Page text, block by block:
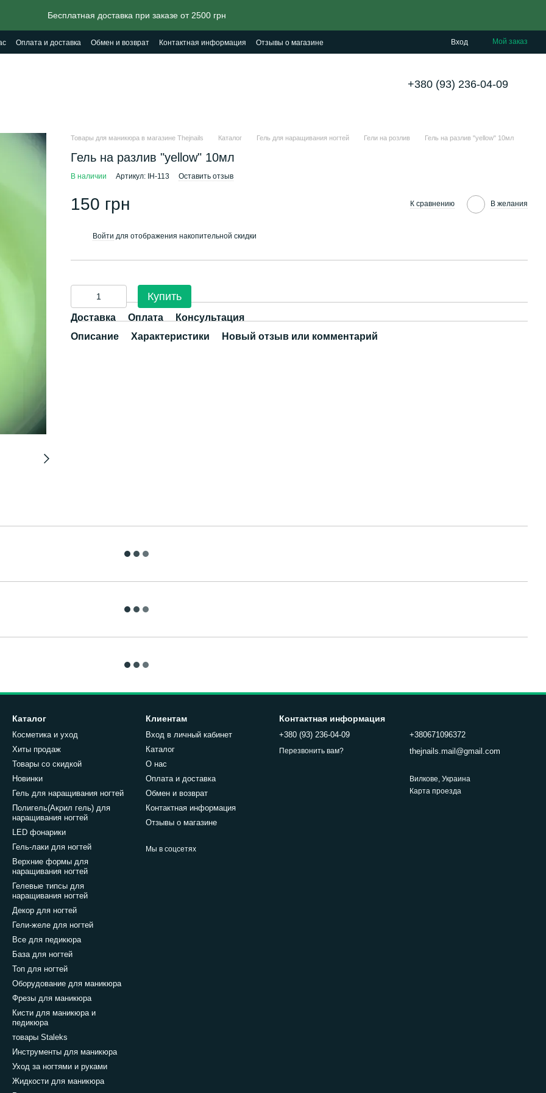
Бесплатная доставка при заказе от 2500 грн
Оплата и доставка Обмен и возврат Контактная информация Отзывы о магазине Вход Мой заказ
+380 (93) 236-04-09
Товары для маникюра в магазине Thejnails Каталог Гель для наращивания ногтей Гели на розлив Гель на разлив "yellow" 10мл
Гель на разлив "yellow" 10мл
В наличии Артикул: IH-113 Оставить отзыв
150 грн К сравнению В желания
Войти для отображения накопительной скидки
Купить
Доставка Оплата
Консультация
Описание
Характеристики Новый отзыв или комментарий
Каталог
Косметика и уход
Хиты продаж
Товары со скидкой
Новинки
Гель для наращивания ногтей
Полигель(Акрил гель) для
наращивания ногтей
LED фонарики
Гель-лаки для ногтей
Верхние формы для
наращивания ногтей
Гелевые типсы для
наращивания ногтей
Декор для ногтей
Гели-желе для ногтей
Все для педикюра
База для ногтей
Топ для ногтей
Оборудование для маникюра
Фрезы для маникюра
Кисти для маникюра и
педикюра
товары Staleks
Инструменты для маникюра
Уход за ногтями и руками
Жидкости для маникюра
Клиентам
Вход в личный кабинет
Каталог
О нас
Оплата и доставка
Обмен и возврат
Контактная информация
Отзывы о магазине
Мы в соцсетях
Контактная информация
+380 (93) 236-04-09
Перезвонить вам?
+380671096372
thejnails.mail@gmail.com
Вилкове, Украина
Карта проезда